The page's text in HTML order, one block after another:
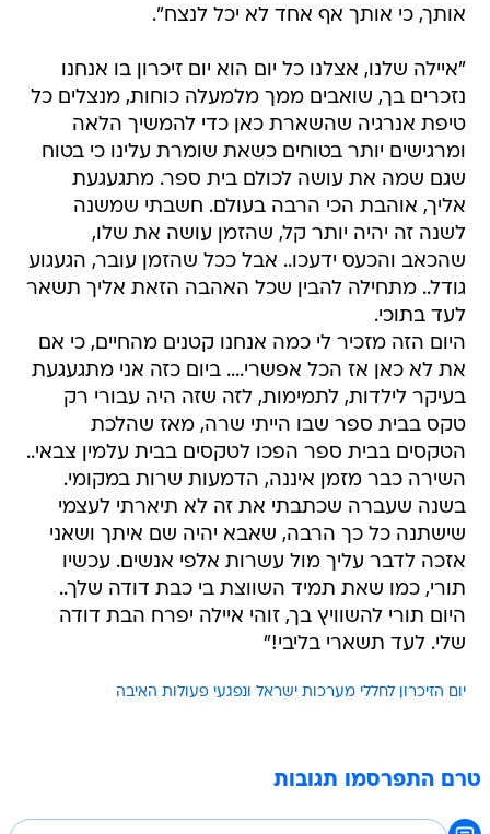
אותך, כי אותך אף אחד לא יכל לנצח".
"איילה שלנו, אצלנו כל יום הוא יום זיכרון בו אנחנו
נזכרים בך, שואבים ממך מלמעלה כוחות, מנצלים כל
טיפת אנרגיה שהשארת כאן כדי להמשיך הלאה
ומרגישים יותר בטוחים כשאת שומרת עלינו כי בטוח
שגם שמה את עושה לכולם בית ספר. מתגעגעת
אליך, אוהבת הכי הרבה בעולם. חשבתי שמשנה
לשנה זה יהיה יותר קל, שהזמן עושה את שלו,
שהכאב והכעס ידעכו.. אבל ככל שהזמן עובר, הגעגוע
גודל.. מתחילה להבין שכל האהבה הזאת אליך תשאר
לעד בתוכי.
היום הזה מזכיר לי כמה אנחנו קטנים מהחיים, כי אם
את לא כאן אז הכל אפשרי.... ביום כזה אני מתגעגעת
בעיקר לילדות, לתמימות, לזה שזה היה עבורי רק
טקס בבית ספר שבו הייתי שרה, מאז שהלכת
הטקסים בבית ספר הפכו לטקסים בבית עלמין צבאי..
השירה כבר מזמן איננה, הדמעות שרות במקומי.
בשנה שעברה שכתבתי את זה לא תיארתי לעצמי
שישתנה כל כך הרבה, שאבא יהיה שם איתך ושאני
אזכה לדבר עליך מול עשרות אלפי אנשים. עכשיו
תורי, כמו שאת תמיד השווצת בי כבת דודה שלך..
היום תורי להשוויץ בך, זוהי איילה יפרח הבת דודה
שלי. לעד תשארי בליבי!"
יום הזיכרון לחללי מערכות ישראל ונפגעי פעולות האיבה
טרם התפרסמו תגובות